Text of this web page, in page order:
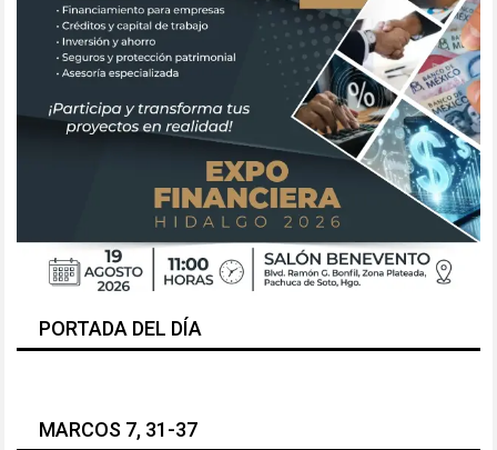
PORTADA DEL DÍA
MARCOS 7, 31-37